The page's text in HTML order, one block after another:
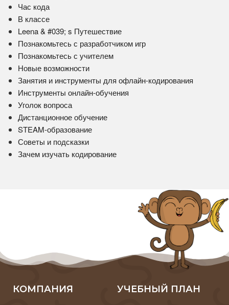
Час кода
В классе
Leena & #039; s Путешествие
Познакомьтесь с разработчиком игр
Познакомьтесь с учителем
Новые возможности
Занятия и инструменты для офлайн-кодирования
Инструменты онлайн-обучения
Уголок вопроса
Дистанционное обучение
STEAM-образование
Советы и подсказки
Зачем изучать кодирование
КОМПАНИЯ УЧЕБНЫЙ ПЛАН